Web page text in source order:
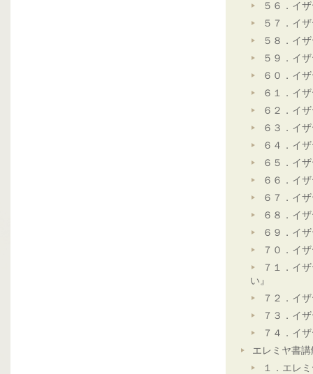
５６．イ
５７．イ
５８．イ
５９．イ
６０．イ
６１．イ
６２．イ
６３．イ
６４．イ
６５．イ
６６．イ
６７．イ
６８．イ
６９．イ
７０．イ
７１．イ
い』
７２．イ
７３．イ
７４．イ
エレミヤ書講
１．エレ